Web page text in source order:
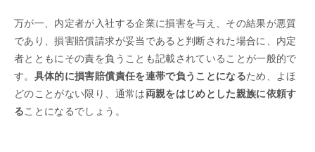
万が一、内定者が入社する企業に損害を与え、その結果が悪質
であり、損害賠償請求が妥当であると判断された場合に、内定
者とともにその責を負うことも記載されていることが一般的で
す。 具体的に損害賠償責任を連帯で負うことになるため、よほ
どのことがない限り、通常は両親をはじめとした親族に依頼す
ることになるでしょう。